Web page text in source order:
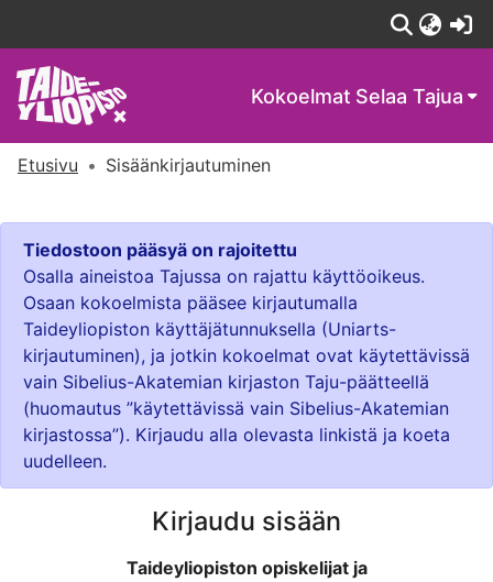
Kokoelmat Selaa Tajua
Etusivu Sisäänkirjautuminen
Tiedostoon pääsyä on rajoitettu
Osalla aineistoa Tajussa on rajattu käyttöoikeus.
Osaan kokoelmista pääsee kirjautumalla
Taideyliopiston käyttäjätunnuksella (Uniarts-
kirjautuminen), ja jotkin kokoelmat ovat käytettävissä
vain Sibelius-Akatemian kirjaston Taju-päätteellä
(huomautus ”käytettävissä vain Sibelius-Akatemian
kirjastossa”). Kirjaudu alla olevasta linkistä ja koeta
uudelleen.
Kirjaudu sisään
Taideyliopiston opiskelijat ja